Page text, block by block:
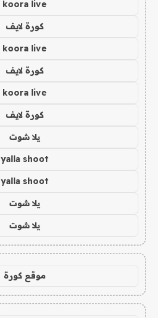
koora live
كورة لايف
koora live
كورة لايف
koora live
كورة لايف
يلا شوت
yalla shoot
yalla shoot
يلا شوت
يلا شوت
موقع كورة